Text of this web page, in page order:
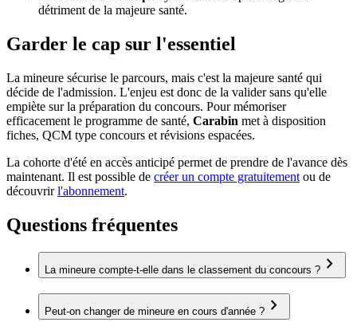
détriment de la majeure santé.
Garder le cap sur l'essentiel
La mineure sécurise le parcours, mais c'est la majeure santé qui
décide de l'admission. L'enjeu est donc de la valider sans qu'elle
empiète sur la préparation du concours. Pour mémoriser
efficacement le programme de santé, Carabin met à disposition
fiches, QCM type concours et révisions espacées.
La cohorte d'été en accès anticipé permet de prendre de l'avance dès
maintenant. Il est possible de créer un compte gratuitement ou de
découvrirl'abonnement.
Questions fréquentes
La mineure compte-t-elle dans le classement du concours ? chevron_right
Peut-on changer de mineure en cours d'année ? chevron_right